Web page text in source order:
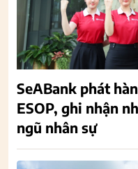
SeABank phát
ESOP, ghi nhận
ngũ nhân sự